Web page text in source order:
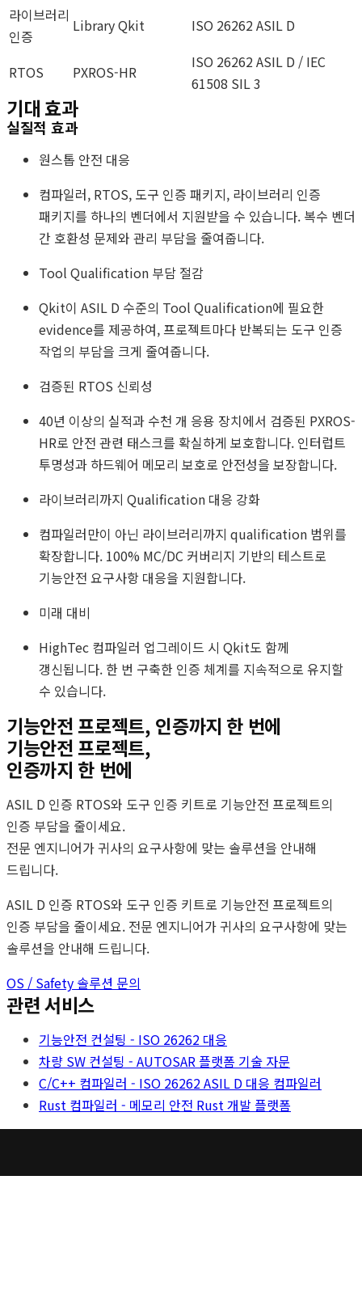
라이브러리
인증
Library Qkit ISO 26262 ASIL D
RTOS PXROS-HR
ISO 26262 ASIL D / IEC
61508 SIL 3
기대 효과
실질적 효과
원스톱 안전 대응
컴파일러, RTOS, 도구 인증 패키지, 라이브러리 인증
패키지를 하나의 벤더에서 지원받을 수 있습니다. 복수 벤더
간 호환성 문제와 관리 부담을 줄여줍니다.
Tool Qualification 부담 절감
Qkit이 ASIL D 수준의 Tool Qualification에 필요한
evidence를 제공하여, 프로젝트마다 반복되는 도구 인증
작업의 부담을 크게 줄여줍니다.
검증된 RTOS 신뢰성
40년 이상의 실적과 수천 개 응용 장치에서 검증된 PXROS-
HR로 안전 관련 태스크를 확실하게 보호합니다. 인터럽트
투명성과 하드웨어 메모리 보호로 안전성을 보장합니다.
라이브러리까지 Qualification 대응 강화
컴파일러만이 아닌 라이브러리까지 qualification 범위를
확장합니다. 100% MC/DC 커버리지 기반의 테스트로
기능안전 요구사항 대응을 지원합니다.
미래 대비
HighTec 컴파일러 업그레이드 시 Qkit도 함께
갱신됩니다. 한 번 구축한 인증 체계를 지속적으로 유지할
수 있습니다.
기능안전 프로젝트, 인증까지 한 번에
기능안전 프로젝트,
인증까지 한 번에
ASIL D 인증 RTOS와 도구 인증 키트로 기능안전 프로젝트의
인증 부담을 줄이세요.
전문 엔지니어가 귀사의 요구사항에 맞는 솔루션을 안내해
드립니다.
ASIL D 인증 RTOS와 도구 인증 키트로 기능안전 프로젝트의
인증 부담을 줄이세요. 전문 엔지니어가 귀사의 요구사항에 맞는
솔루션을 안내해 드립니다.
OS / Safety 솔루션 문의
관련 서비스
기능안전 컨설팅 - ISO 26262 대응
차량 SW 컨설팅 - AUTOSAR 플랫폼 기술 자문
C/C++ 컴파일러 - ISO 26262 ASIL D 대응 컴파일러
Rust 컴파일러 - 메모리 안전 Rust 개발 플랫폼